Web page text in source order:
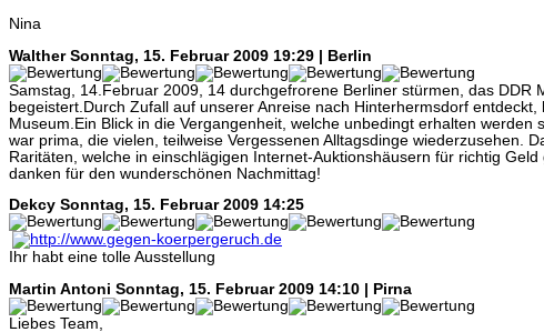
Nina
Walther Sonntag, 15. Februar 2009 19:29 | Berlin
Samstag, 14.Februar 2009, 14 durchgefrorene Berliner stürmen, das DDR
begeistert.Durch Zufall auf unserer Anreise nach Hinterhermsdorf
Museum.Ein Blick in die Vergangenheit, welche unbedingt erhalten werden
war prima, die vielen, teilweise Vergessenen Alltagsdinge wiederzusehen.
Raritäten, welche in einschlägigen Internet-Auktionshäusern für richtig
danken für den wunderschönen Nachmittag!
Dekcy Sonntag, 15. Februar 2009 14:25
Ihr habt eine tolle Ausstellung
Martin Antoni Sonntag, 15. Februar 2009 14:10 | Pirna
Liebes Team,